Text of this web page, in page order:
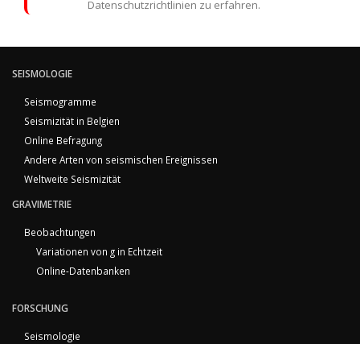
Datenschutzrichtlinien zu erfahren.
SEISMOLOGIE
Seismogramme
Seismizität in Belgien
Online Befragung
Andere Arten von seismischen Ereignissen
Weltweite Seismizität
GRAVIMETRIE
Beobachtungen
Variationen von g in Echtzeit
Online-Datenbanken
FORSCHUNG
Seismologie